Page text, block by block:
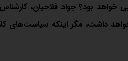
خواهد بود؟ جواد فلاحیان،
و معتقد است که روند رشد قیمت دلار در سال ۱۴۰۴ ادامه خواهد